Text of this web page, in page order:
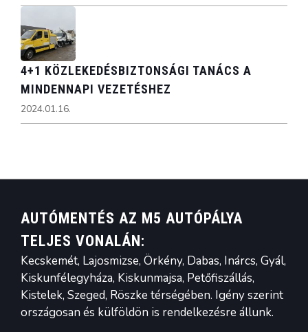
4+1 KÖZLEKEDÉSBIZTONSÁGI TANÁCS A
MINDENNAPI VEZETÉSHEZ
2024.01.16.
AUTÓMENTÉS AZ M5 AUTÓPÁLYA
TELJES VONALÁN:
Kecskemét, Lajosmizse, Örkény, Dabas, Inárcs, Gyál,
Kiskunfélegyháza, Kiskunmajsa, Petőfiszállás,
Kistelek, Szeged, Röszke térségében. Igény szerint
országosan és külföldön is rendelkezésre állunk.